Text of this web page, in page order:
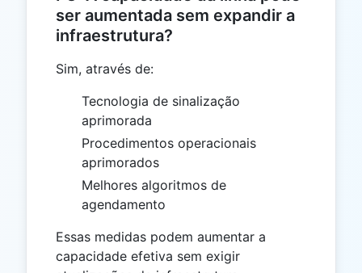
ser aumentada sem expandir a
infraestrutura?
Sim, através de:
Tecnologia de sinalização
aprimorada
Procedimentos operacionais
aprimorados
Melhores algoritmos de
agendamento
Essas medidas podem aumentar a
capacidade efetiva sem exigir